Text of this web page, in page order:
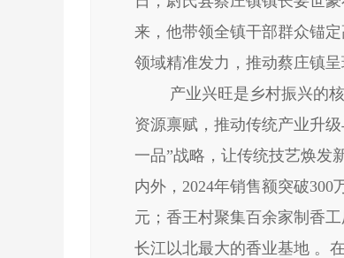
来，他带领全镇干部群众锚
领域精准发力，推动蔡庄镇
产业兴旺是乡村振兴的核
资源禀赋，推动传统产业升
一品”战略，让传统技艺焕发
内外，2024年销售额突破
元；香王村聚集百余家制香
长江以北最大的香业基地 。